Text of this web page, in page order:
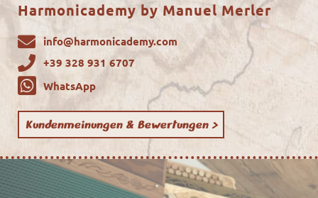
Harmonicademy by Manuel Merler
info@harmonicademy.com
+39 328 931 6707
WhatsApp
Kundenmeinungen & Bewertungen >